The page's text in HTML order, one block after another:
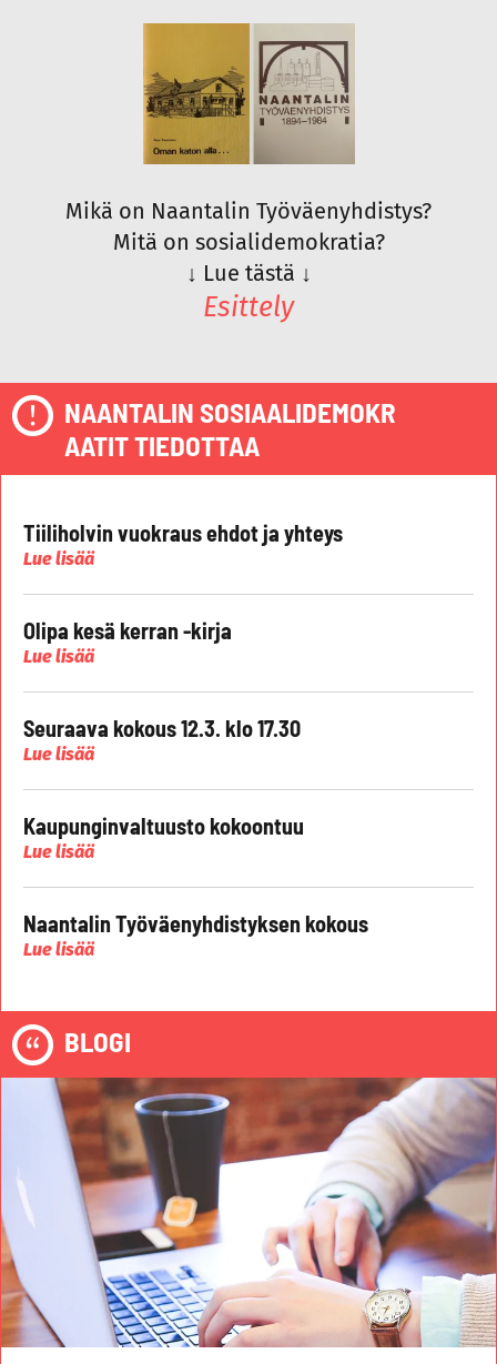
Mikä on Naantalin Työväenyhdistys?
Mitä on sosialidemokratia?
↓ Lue tästä ↓
Esittely
NAANTALIN SOSIAALIDEMOKR
AATIT TIEDOTTAA
Tiiliholvin vuokraus ehdot ja yhteys
Lue lisää
Olipa kesä kerran -kirja
Lue lisää
Seuraava kokous 12.3. klo 17.30
Lue lisää
Kaupunginvaltuusto kokoontuu
Lue lisää
Naantalin Työväenyhdistyksen kokous
Lue lisää
BLOGI